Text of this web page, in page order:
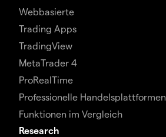
Webbasierte
Trading Apps
TradingView
MetaTrader 4
ProRealTime
Professionelle Handelsplattformen
Funktionen im Vergleich
Research